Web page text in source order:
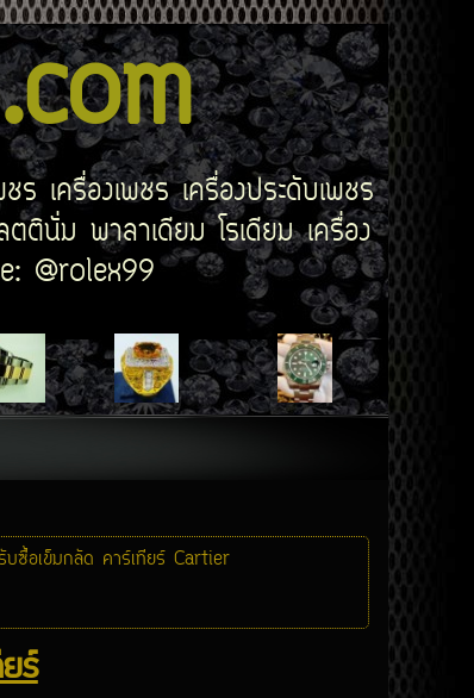
เครื่องเพชร เครื่องประดับเพชร
ตินั่ม พาลาเดียม โรเดียม เครื่อง
@rolex99
บซื้อเข็มกลัด คาร์เทียร์ Cartier
ร์